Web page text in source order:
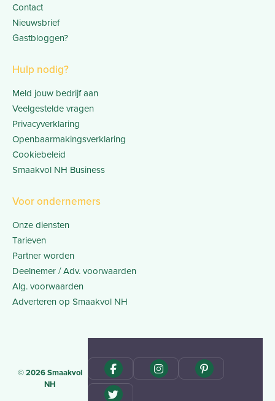
Contact
Nieuwsbrief
Gastbloggen?
Hulp nodig?
Meld jouw bedrijf aan
Veelgestelde vragen
Privacyverklaring
Openbaarmakingsverklaring
Cookiebeleid
Smaakvol NH Business
Voor ondernemers
Onze diensten
Tarieven
Partner worden
Deelnemer / Adv. voorwaarden
Alg. voorwaarden
Adverteren op Smaakvol NH
© 2026 Smaakvol
NH